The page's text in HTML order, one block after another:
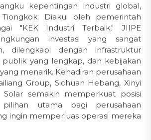
kepentingan industri global,
Tiongkok. Diakui oleh pemerintah
"KEK Industri Terbaik," JIIPE
investasi yang sangat
dilengkapi dengan infrastruktur
publik yang lengkap, dan kebijakan
menarik. Kehadiran perusahaan
Group, Sichuan Hebang, Xinyi
Solar semakin memperkuat posisi
utama bagi perusahaan
ingin memperluas operasi mereka